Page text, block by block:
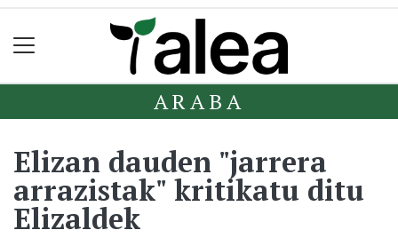
ARABA
Elizan dauden "jarrera
arrazistak" kritikatu ditu
Elizaldek